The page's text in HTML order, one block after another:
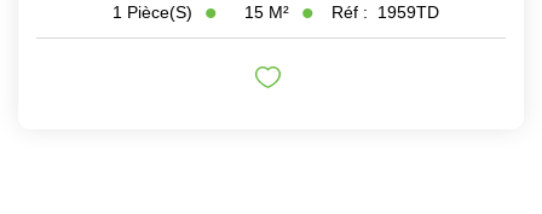
1 Pièce(s) 15 M² Réf : 1959TD